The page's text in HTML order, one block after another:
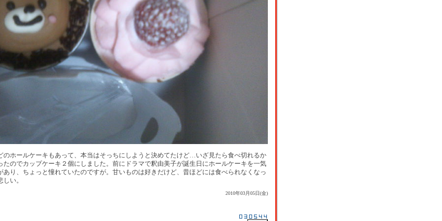
のホールケーキもあって、本当はそっちにしようと決めてたけど…いざ見たら食べ切れるか
たのでカップケーキ２個にしました。前にドラマで釈由美子が誕生日にホールケーキを一気
あり、ちょっと憧れていたのですが。甘いものは好きだけど、昔ほどには食べられなくなっ
い。
2010年03月05日(金)